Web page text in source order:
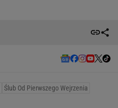
Ślub Od Pierwszego Wejrzenia